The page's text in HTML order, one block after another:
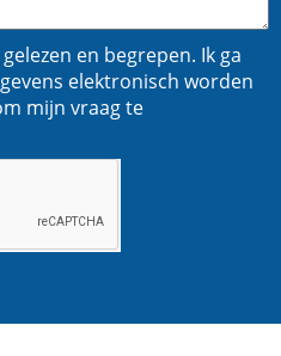
en begrepen. Ik ga
elektronisch worden
mijn vraag te